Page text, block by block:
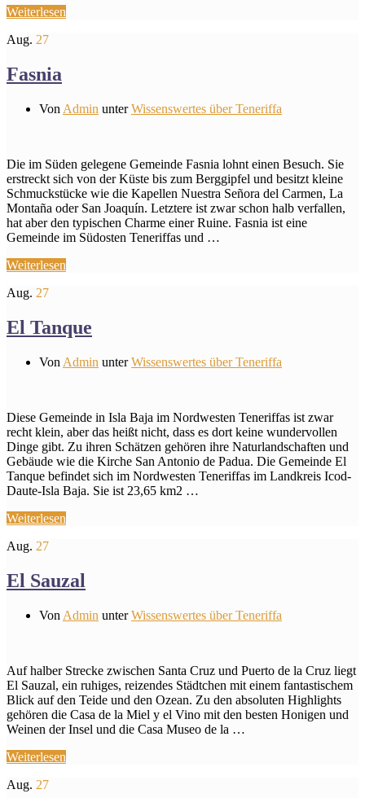
Weiterlesen
Aug. 27
Fasnia
Von Admin unterWissenswertes über Teneriffa
Die im Süden gelegene Gemeinde Fasnia lohnt einen Besuch. Sie
erstreckt sich von der Küste bis zum Berggipfel und besitzt kleine
Schmuckstücke wie die Kapellen Nuestra Señora del Carmen, La
Montaña oder San Joaquín. Letztere ist zwar schon halb verfallen,
hat aber den typischen Charme einer Ruine. Fasnia ist eine
Gemeinde im Südosten Teneriffas und …
Weiterlesen
Aug. 27
El Tanque
Von Admin unterWissenswertes über Teneriffa
Diese Gemeinde in Isla Baja im Nordwesten Teneriffas ist zwar
recht klein, aber das heißt nicht, dass es dort keine wundervollen
Dinge gibt. Zu ihren Schätzen gehören ihre Naturlandschaften und
Gebäude wie die Kirche San Antonio de Padua. Die Gemeinde El
Tanque befindet sich im Nordwesten Teneriffas im Landkreis Icod-
Daute-Isla Baja. Sie ist 23,65 km2 …
Weiterlesen
Aug. 27
El Sauzal
Von Admin unterWissenswertes über Teneriffa
Auf halber Strecke zwischen Santa Cruz und Puerto de la Cruz liegt
El Sauzal, ein ruhiges, reizendes Städtchen mit einem fantastischem
Blick auf den Teide und den Ozean. Zu den absoluten Highlights
gehören die Casa de la Miel y el Vino mit den besten Honigen und
Weinen der Insel und die Casa Museo de la …
Weiterlesen
Aug. 27